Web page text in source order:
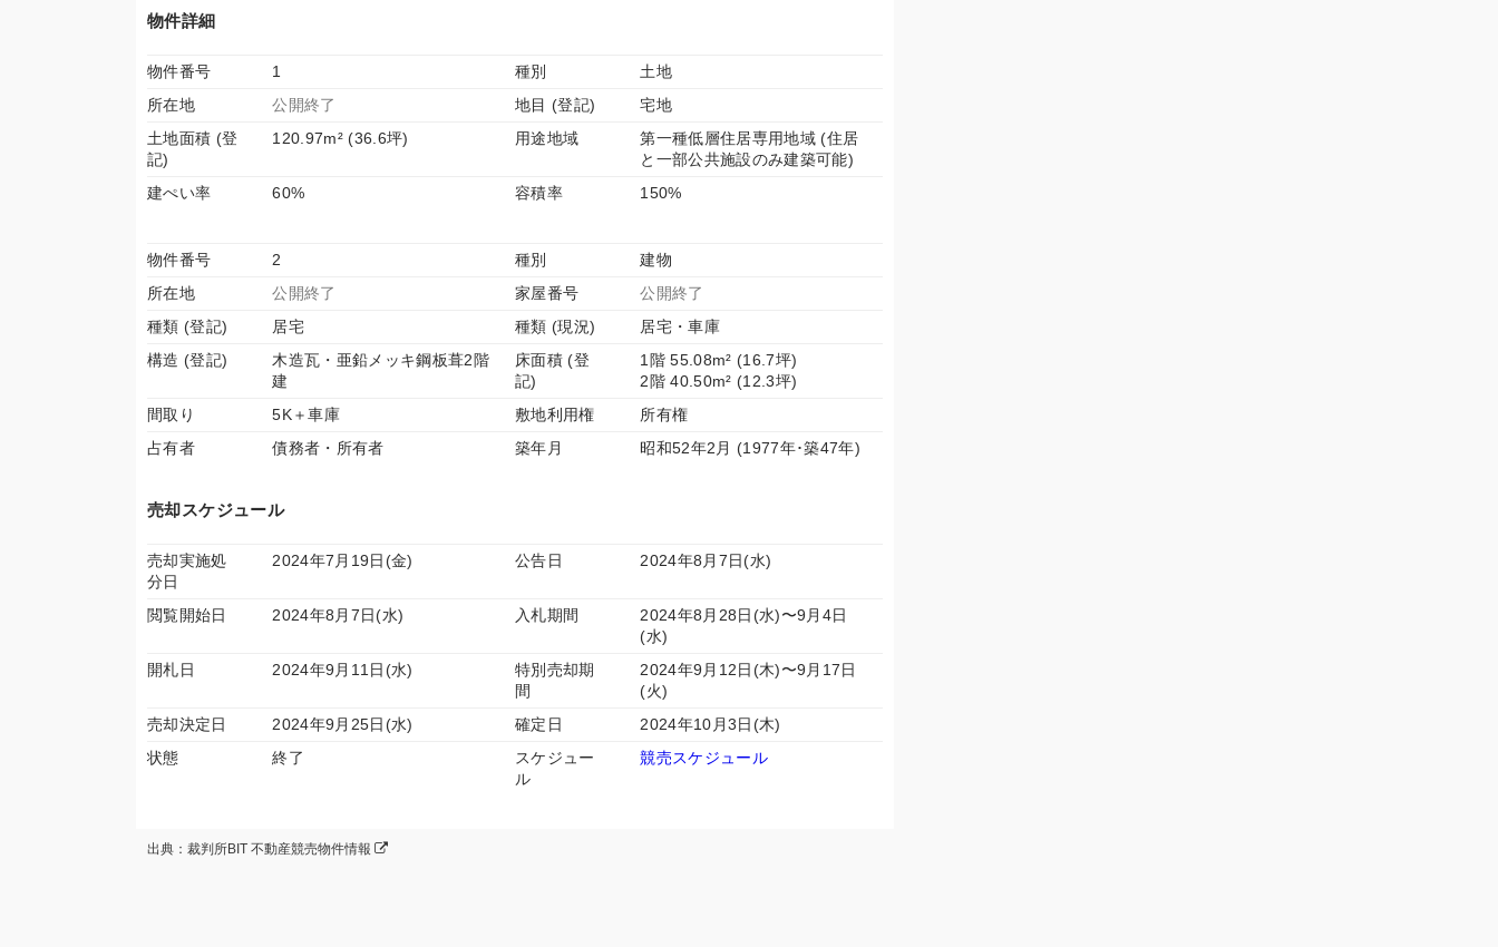
物件詳細
物件番号 1 種別
土地
所在地
公開終了 地目 (登記)
宅地
土地面積 (登
記)
120.97m² (36.6坪) 用途地域
第一種低層住居専用地域 (住居
と一部公共施設のみ建築可能)
建ぺい率
60% 容積率 150%
物件番号 2 種別
建物
所在地
公開終了 家屋番号
公開終了
種類 (登記)
居宅 種類 (現況)
居宅・車庫
構造 (登記)
木造瓦・亜鉛メッキ鋼板葺2階
建
床面積 (登
記)
1階 55.08m² (16.7坪)
2階 40.50m² (12.3坪)
間取り
5K＋車庫 敷地利用権
所有権
占有者
債務者・所有者 築年月 昭和52年2月 (1977年･築47年)
売却スケジュール
売却実施処
分日
2024年7月19日(金) 公告日 2024年8月7日(水)
閲覧開始日 2024年8月7日(水) 入札期間
2024年8月28日(水)〜9月4日
(水)
開札日
2024年9月11日(水)
特別売却期
間
2024年9月12日(木)〜9月17日
(火)
売却決定日
2024年9月25日(水) 確定日
2024年10月3日(木)
状態
終了
スケジュー
ル
競売スケジュール
出典：裁判所BIT 不動産競売物件情報